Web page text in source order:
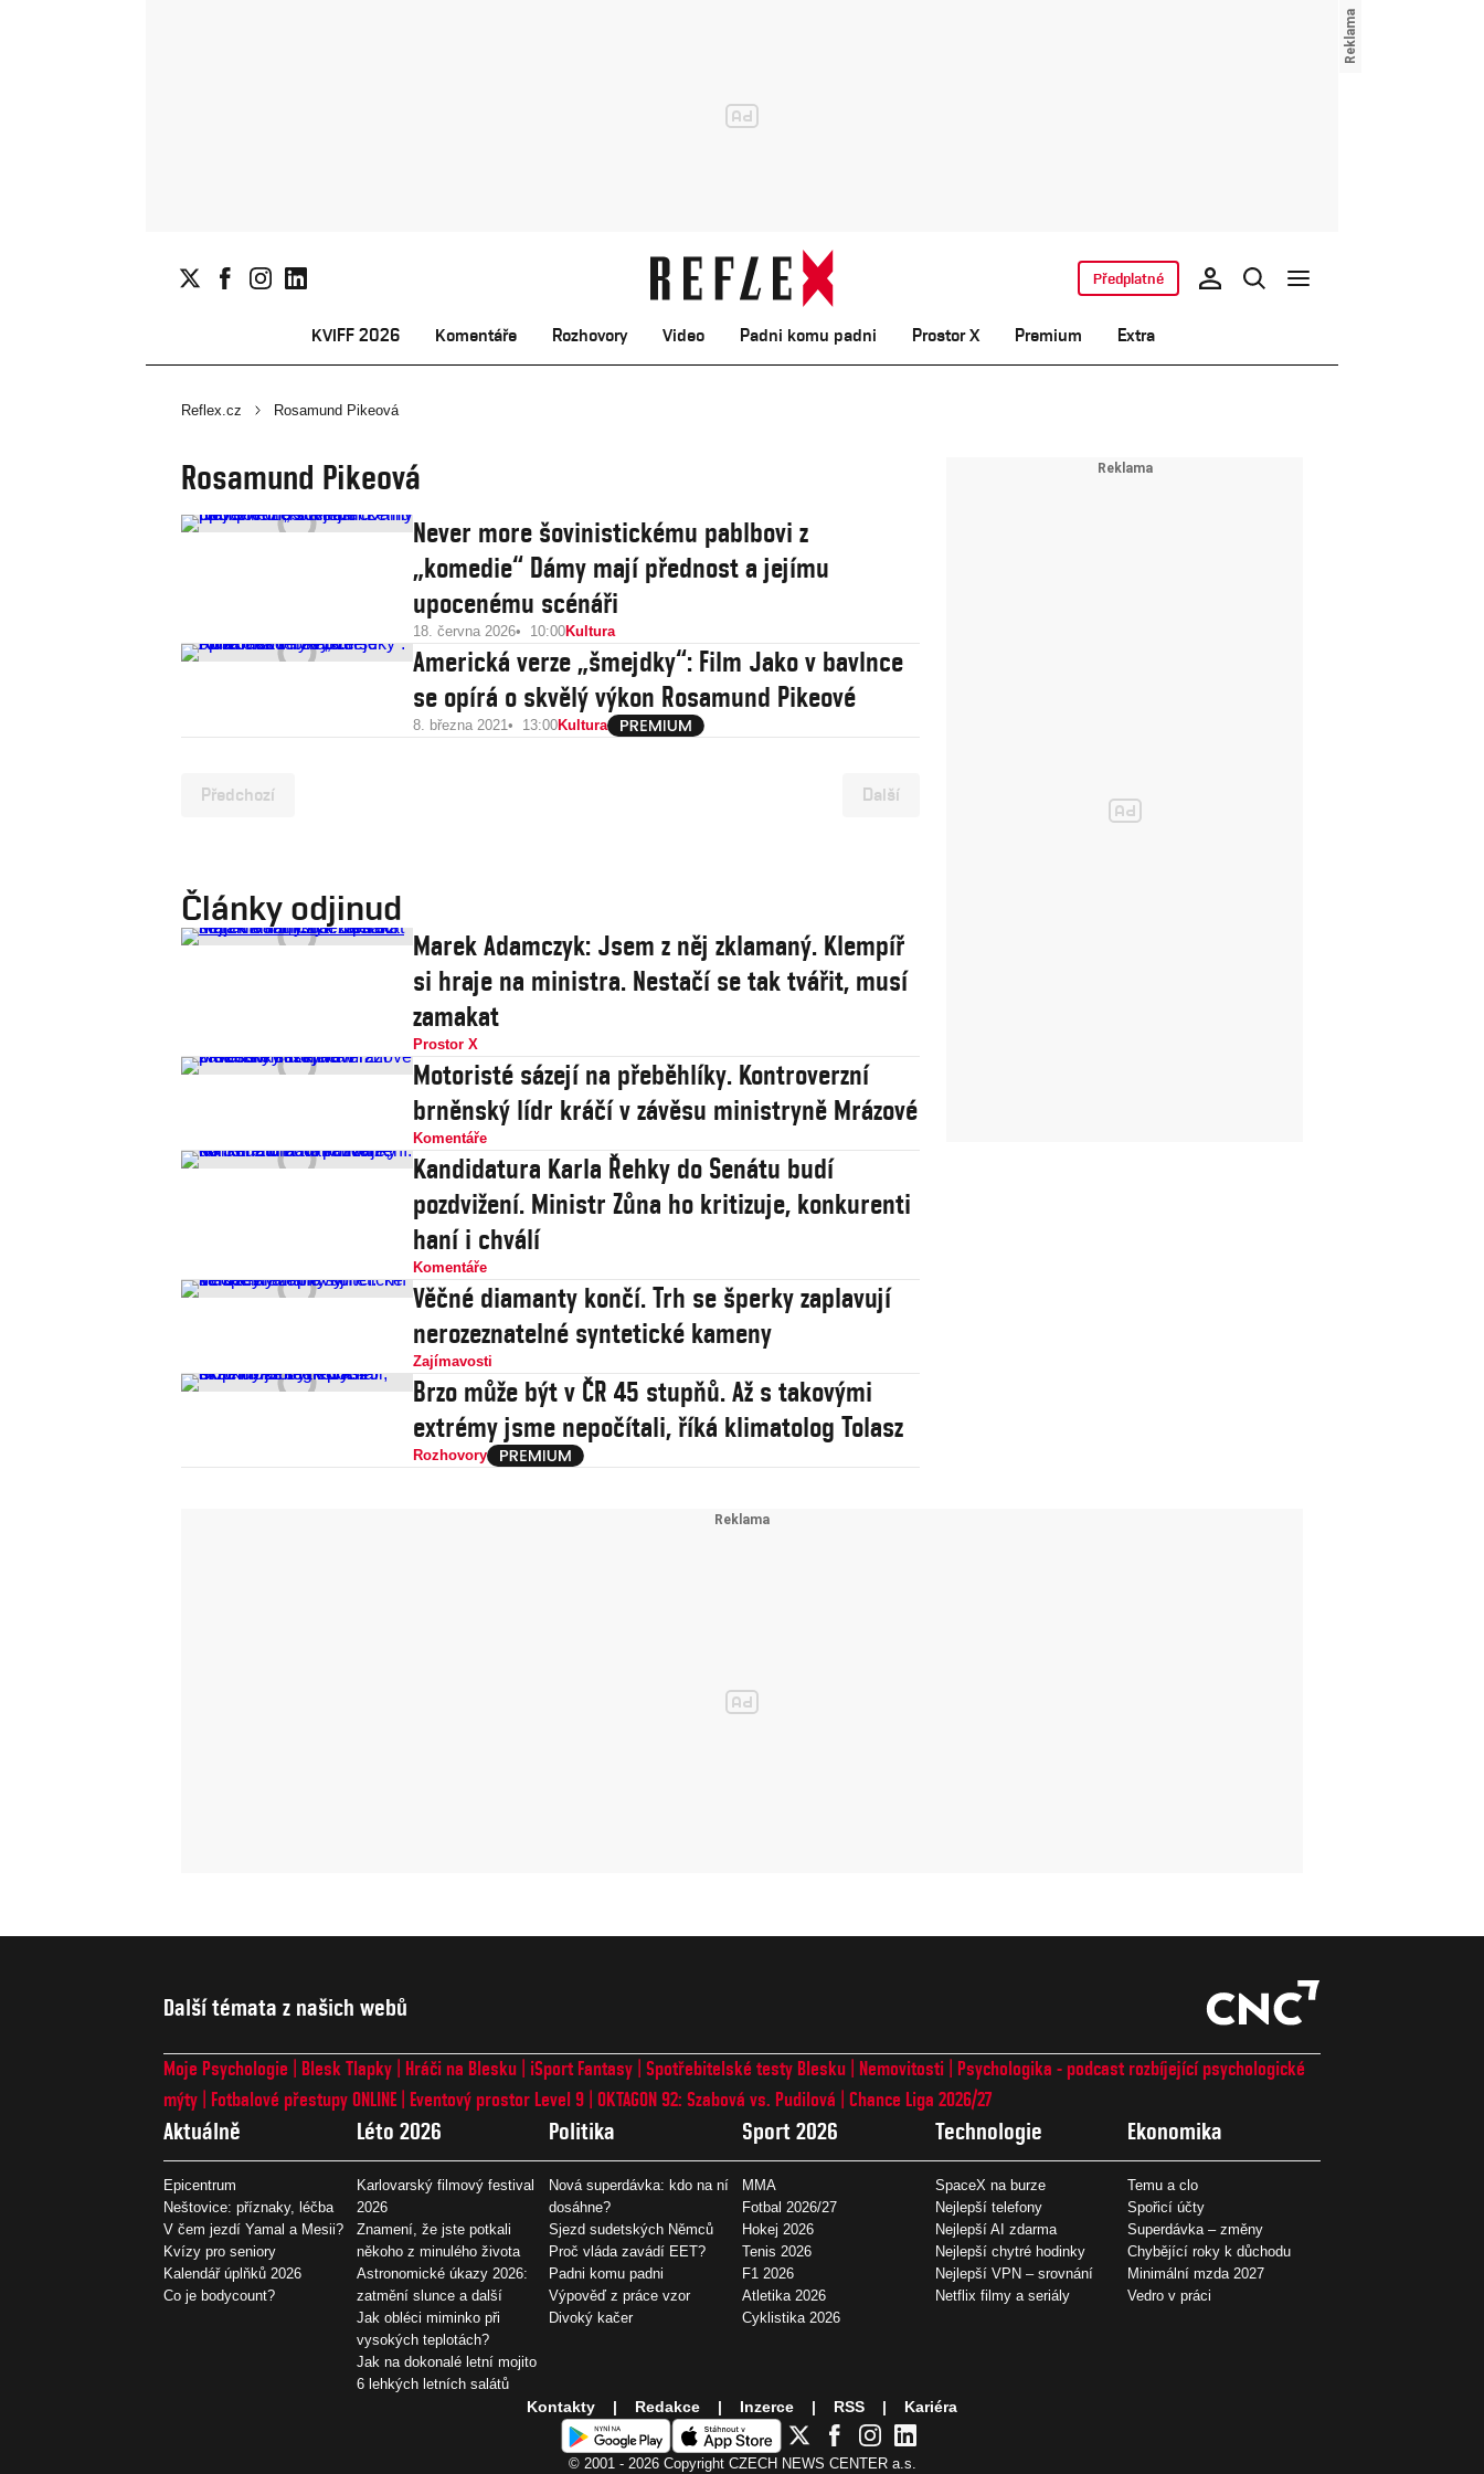
KVIFF 2026 Komentáře Rozhovory Video Padni komu padni Prostor X Premium Extra
Předplatné
Reflex.cz Rosamund Pikeová
Rosamund Pikeová
Never more šovinistickému pablbovi z
„komedie“ Dámy mají přednost a jejímu
upocenému scénáři
18. června 2026 10:00Kultura
Americká verze „šmejdky“: Film Jako v bavlnce
se opírá o skvělý výkon Rosamund Pikeové
8. března 2021 13:00Kultura
Předchozí Další
Články odjinud
Marek Adamczyk: Jsem z něj zklamaný. Klempíř
si hraje na ministra. Nestačí se tak tvářit, musí
zamakat
Prostor X
Motoristé sázejí na přeběhlíky. Kontroverzní
brněnský lídr kráčí v závěsu ministryně Mrázové
Komentáře
Kandidatura Karla Řehky do Senátu budí
pozdvižení. Ministr Zůna ho kritizuje, konkurenti
haní i chválí
Komentáře
Věčné diamanty končí. Trh se šperky zaplavují
nerozeznatelné syntetické kameny
Zajímavosti
Brzo může být v ČR 45 stupňů. Až s takovými
extrémy jsme nepočítali, říká klimatolog Tolasz
Rozhovory
Další témata z našich webů
Moje Psychologie Blesk Tlapky Hráči na Blesku iSport Fantasy Spotřebitelské testy Blesku Nemovitosti
Psychologika - podcast rozbíjející psychologické
mýty
Fotbalové přestupy ONLINE Eventový prostor Level 9 OKTAGON 92: Szabová vs. Pudilová Chance Liga 2026/27
Aktuálně
Epicentrum
Neštovice: příznaky, léčba
V čem jezdí Yamal a Mesii?
Kvízy pro seniory
Kalendář úplňků 2026
Co je bodycount?
Léto 2026
Karlovarský filmový festival
2026
Znamení, že jste potkali
někoho z minulého života
Astronomické úkazy 2026:
zatmění slunce a další
Jak obléci miminko při
vysokých teplotách?
Jak na dokonalé letní mojito
6 lehkých letních salátů
Politika
Nová superdávka: kdo na ní
dosáhne?
Sjezd sudetských Němců
Proč vláda zavádí EET?
Padni komu padni
Výpověď z práce vzor
Divoký kačer
Sport 2026
MMA
Fotbal 2026/27
Hokej 2026
Tenis 2026
F1 2026
Atletika 2026
Cyklistika 2026
Technologie
SpaceX na burze
Nejlepší telefony
Nejlepší AI zdarma
Nejlepší chytré hodinky
Nejlepší VPN – srovnání
Netflix filmy a seriály
Ekonomika
Temu a clo
Spořicí účty
Superdávka – změny
Chybějící roky k důchodu
Minimální mzda 2027
Vedro v práci
Kontakty Redakce Inzerce RSS Kariéra
© 2001 - 2026 Copyright CZECH NEWS CENTER a.s.